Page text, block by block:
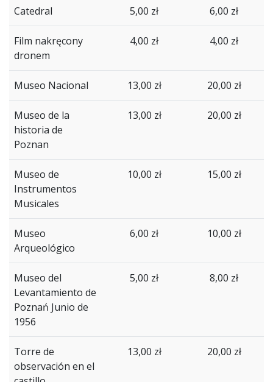
Catedral 5,00 zł 6,00 zł
Film nakręcony
dronem
4,00 zł 4,00 zł
Museo Nacional 13,00 zł 20,00 zł
Museo de la
historia de
Poznan
13,00 zł 20,00 zł
Museo de
Instrumentos
Musicales
10,00 zł 15,00 zł
Museo
Arqueológico
6,00 zł 10,00 zł
Museo del
Levantamiento de
Poznań Junio de
1956
5,00 zł 8,00 zł
Torre de
observación en el
13,00 zł 20,00 zł